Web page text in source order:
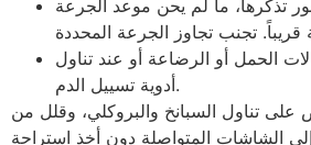
تذكرها، ما لم يحن موعد الجرعة
الحمل أو الرضاعة أو عند تناول
أدوية تسييل الدم.
تناول السبانخ والبروكلي، وقلل من